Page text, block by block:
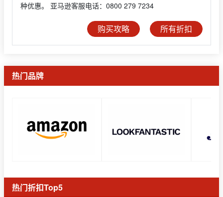
种优惠。 亚马逊客服电话：0800 279 7234
购买攻略 所有折扣
热门品牌
热门折扣Top5